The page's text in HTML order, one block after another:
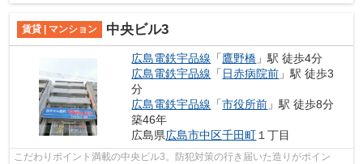
賃貸 | マンション 中央ビル3
広島電鉄宇品線 「鷹野橋 」駅 徒歩4分
広島電鉄宇品線 「 日赤病院前 」駅 徒歩3
分
広島電鉄宇品線 「市役所前 」駅 徒歩8分
築46年
広島県広島市中区千田町 １丁目
こだわりポイント満載の中央ビル3。防犯対策の行き届いた造りがポイン